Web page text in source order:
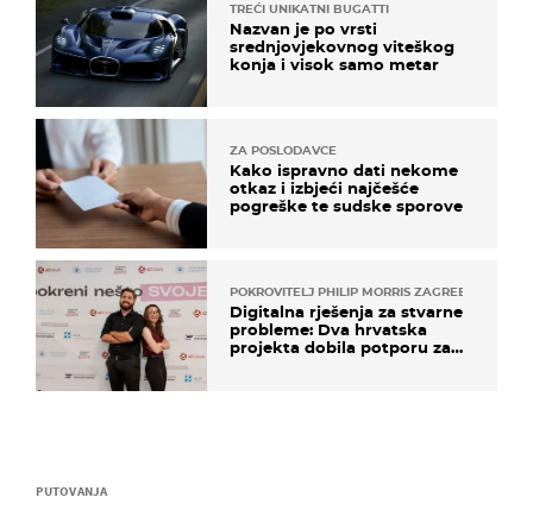
PUTOVANJA
TREĆI UNIKATNI BUGATTI
Nazvan je po vrsti
srednjovjekovnog viteškog
konja i visok samo metar
ZA POSLODAVCE
Kako ispravno dati nekome
otkaz i izbjeći najčešće
pogreške te sudske sporove
POKROVITELJ PHILIP MORRIS ZAGREB
Digitalna rješenja za stvarne
probleme: Dva hrvatska
projekta dobila potporu za